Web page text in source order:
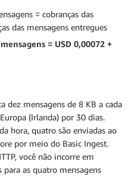
= cobranças das
das mensagens entregues
= USD 0,00072 +
mensagens de 8 KB a cada
(Irlanda) por 30 dias.
hora, quatro são enviadas ao
por meio do Basic Ingest.
você não incorre em
para as quatro mensagens